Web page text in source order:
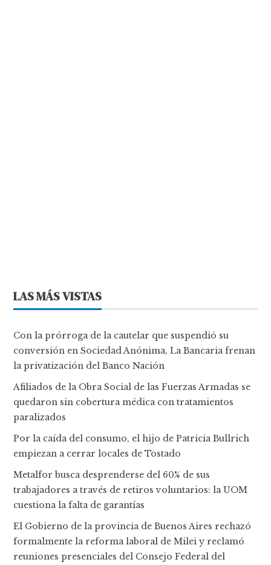
LAS MÁS VISTAS
Con la prórroga de la cautelar que suspendió su
conversión en Sociedad Anónima, La Bancaria frenan
la privatización del Banco Nación
Afiliados de la Obra Social de las Fuerzas Armadas se
quedaron sin cobertura médica con tratamientos
paralizados
Por la caída del consumo, el hijo de Patricia Bullrich
empiezan a cerrar locales de Tostado
Metalfor busca desprenderse del 60% de sus
trabajadores a través de retiros voluntarios: la UOM
cuestiona la falta de garantías
El Gobierno de la provincia de Buenos Aires rechazó
formalmente la reforma laboral de Milei y reclamó
reuniones presenciales del Consejo Federal del